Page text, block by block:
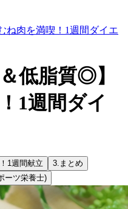
ね肉を満喫！1週間ダイエ
低脂質◎】
1週間ダイ
1週間献立 3. まとめ
ーツ栄養士)